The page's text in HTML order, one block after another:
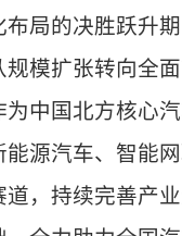
局的决胜跃升期
模扩张转向全
中国北方核心
源汽车、智能
道，持续完善产